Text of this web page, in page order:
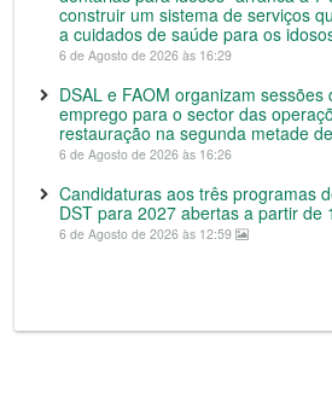
construir um sistema de serviços
a cuidados de saúde para os
6 de Agosto de 2026 às 16:29
DSAL e FAOM organizam
emprego para o sector das
restauração na segunda metade
6 de Agosto de 2026 às 16:26
Candidaturas aos três programas
DST para 2027 abertas a partir de
6 de Agosto de 2026 às 12:59